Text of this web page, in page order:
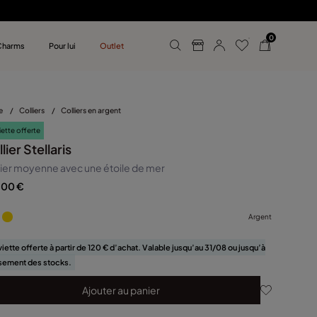
Pour lui Outlet
0
/ Colliers / Colliers en argent
offerte
Stellaris
moyenne avec une étoile de mer
€
Argent
offerte à partir de 120 € d’achat. Valable jusqu’au 31/08 ou jusqu’à
des stocks.
Ajouter au panier